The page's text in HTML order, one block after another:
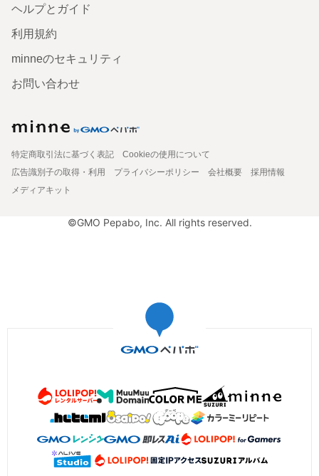
ヘルプとガイド
利用規約
minneのセキュリティ
お問い合わせ
特定商取引法に基づく表記
Cookieの使用について
広告識別子の取得・利用
プライバシーポリシー 会社概要
採用情報
メディアキット
©GMO Pepabo, Inc. All rights reserved.